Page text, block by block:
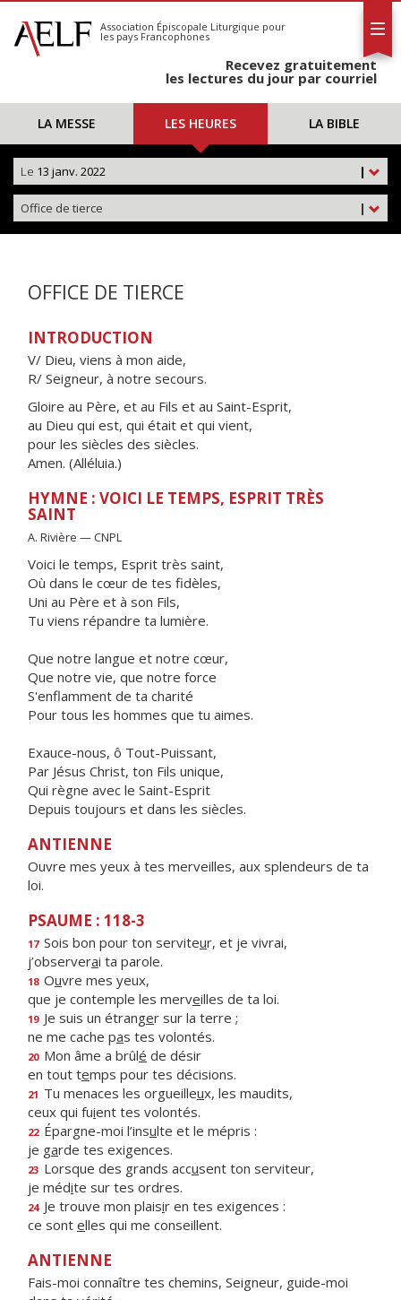
S'abonner
Calendrier
Association Épiscopale Liturgique pour
les pays Francophones
Recevez gratuitement
les lectures du jour par courriel
LA MESSE LES HEURES LA BIBLE
|
Le 13 janv. 2022
|
Office de tierce
OFFICE DE TIERCE
INTRODUCTION
V/ Dieu, viens à mon aide,
R/ Seigneur, à notre secours.
Gloire au Père, et au Fils et au Saint-Esprit,
au Dieu qui est, qui était et qui vient,
pour les siècles des siècles.
Amen. (Alléluia.)
HYMNE : VOICI LE TEMPS, ESPRIT TRÈS
SAINT
A. Rivière — CNPL
Voici le temps, Esprit très saint,
Où dans le cœur de tes fidèles,
Uni au Père et à son Fils,
Tu viens répandre ta lumière.
Que notre langue et notre cœur,
Que notre vie, que notre force
S'enflamment de ta charité
Pour tous les hommes que tu aimes.
Exauce-nous, ô Tout-Puissant,
Par Jésus Christ, ton Fils unique,
Qui règne avec le Saint-Esprit
Depuis toujours et dans les siècles.
ANTIENNE
Ouvre mes yeux à tes merveilles, aux splendeurs de ta
loi.
PSAUME : 118-3
17 Sois bon pour ton serviteur, et je vivrai,
j’observerai ta parole.
18 Ouvre mes yeux,
que je contemple les merveilles de ta loi.
19 Je suis un étranger sur la terre ;
ne me cache pas tes volontés.
20 Mon âme a brûlé de désir
en tout temps pour tes décisions.
21 Tu menaces les orgueilleux, les maudits,
ceux qui fuient tes volontés.
22 Épargne-moi l’insulte et le mépris :
je garde tes exigences.
23 Lorsque des grands accusent ton serviteur,
je médite sur tes ordres.
24 Je trouve mon plaisir en tes exigences :
ce sont elles qui me conseillent.
ANTIENNE
Fais-moi connaître tes chemins, Seigneur, guide-moi